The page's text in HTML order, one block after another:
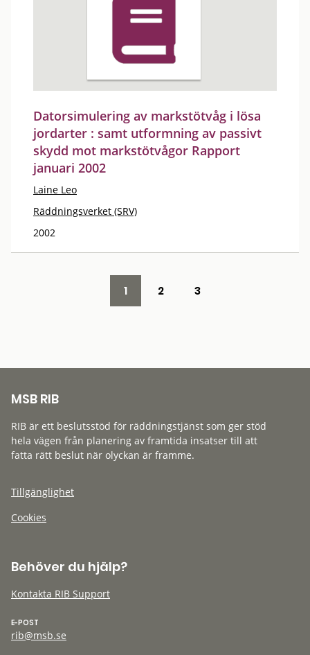
Datorsimulering av markstötvåg i lösa
jordarter : samt utformning av passivt
skydd mot markstötvågor Rapport
januari 2002
Laine Leo
Räddningsverket (SRV)
2002
1 2 3
MSB RIB
RIB är ett beslutsstöd för räddningstjänst som ger stöd
hela vägen från planering av framtida insatser till att
fatta rätt beslut när olyckan är framme.
Tillgänglighet
Cookies
Behöver du hjälp?
Kontakta RIB Support
E-POST
rib@msb.se